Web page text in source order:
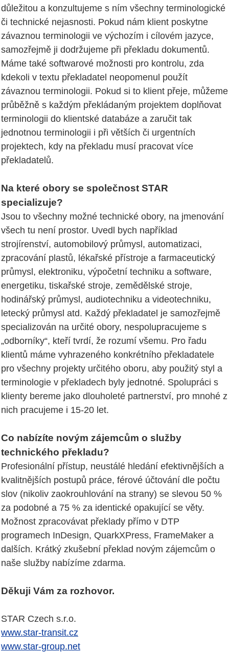
důležitou a konzultujeme s ním všechny terminologické
či technické nejasnosti. Pokud nám klient poskytne
závaznou terminologii ve výchozím i cílovém jazyce,
samozřejmě ji dodržujeme při překladu dokumentů.
Máme také softwarové možnosti pro kontrolu, zda
kdekoli v textu překladatel neopomenul použít
závaznou terminologii. Pokud si to klient přeje, můžeme
průběžně s každým překládaným projektem doplňovat
terminologii do klientské databáze a zaručit tak
jednotnou terminologii i při větších či urgentních
projektech, kdy na překladu musí pracovat více
překladatelů.
Na které obory se společnost STAR
specializuje?
Jsou to všechny možné technické obory, na jmenování
všech tu není prostor. Uvedl bych například
strojírenství, automobilový průmysl, automatizaci,
zpracování plastů, lékařské přístroje a farmaceutický
průmysl, elektroniku, výpočetní techniku a software,
energetiku, tiskařské stroje, zemědělské stroje,
hodinářský průmysl, audiotechniku a videotechniku,
letecký průmysl atd. Každý překladatel je samozřejmě
specializován na určité obory, nespolupracujeme s
„odborníky“, kteří tvrdí, že rozumí všemu. Pro řadu
klientů máme vyhrazeného konkrétního překladatele
pro všechny projekty určitého oboru, aby použitý styl a
terminologie v překladech byly jednotné. Spolupráci s
klienty bereme jako dlouholeté partnerství, pro mnohé z
nich pracujeme i 15-20 let.
Co nabízíte novým zájemcům o služby
technického překladu?
Profesionální přístup, neustálé hledání efektivnějších a
kvalitnějších postupů práce, férové účtování dle počtu
slov (nikoliv zaokrouhlování na strany) se slevou 50 %
za podobné a 75 % za identické opakující se věty.
Možnost zpracovávat překlady přímo v DTP
programech InDesign, QuarkXPress, FrameMaker a
dalších. Krátký zkušební překlad novým zájemcům o
naše služby nabízíme zdarma.
Děkuji Vám za rozhovor.
STAR Czech s.r.o.
www.star-transit.cz
www.star-group.net